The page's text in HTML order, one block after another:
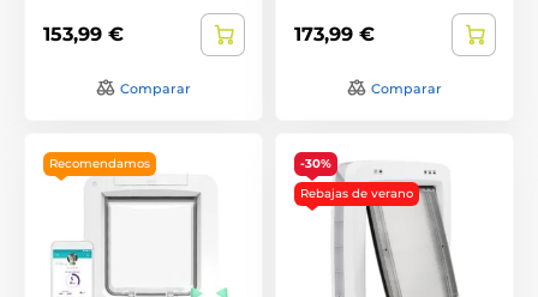
153,99 €
Comparar
173,99 €
Comparar
Recomendamos
-30%
Rebajas de verano